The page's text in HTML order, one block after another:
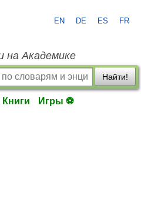
EN DE ES FR
на Академике
Найти!
Книги Игры ⚽